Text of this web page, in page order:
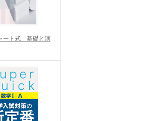
ート式 基礎と演